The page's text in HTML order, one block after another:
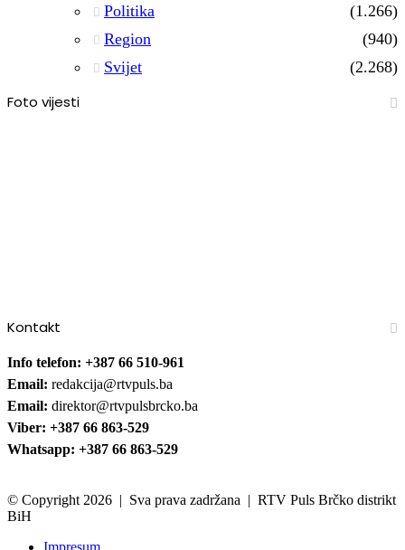
Politika
(1.266)
Region
(940)
Svijet
(2.268)
Foto vijesti
Kontakt
Info telefon: +387 66 510-961
Email: redakcija@rtvpuls.ba
Email: direktor@rtvpulsbrcko.ba
Viber: +387 66 863-529
Whatsapp: +387 66 863-529
© Copyright 2026 | Sva prava zadržana | RTV Puls Brčko distrikt
BiH
Impresum